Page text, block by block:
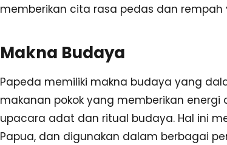
memberikan cita rasa pedas dan rempah
Makna Budaya
Papeda memiliki makna budaya yang
makanan pokok yang memberikan
upacara adat dan ritual budaya. Hal ini
Papua, dan digunakan dalam berbagai